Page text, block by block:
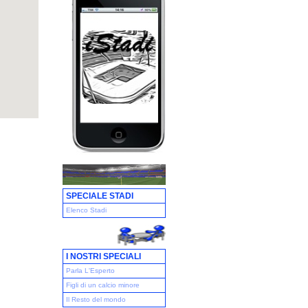
SPECIALE STADI
Elenco Stadi
I NOSTRI SPECIALI
Parla L'Esperto
Figli di un calcio minore
Il Resto del mondo